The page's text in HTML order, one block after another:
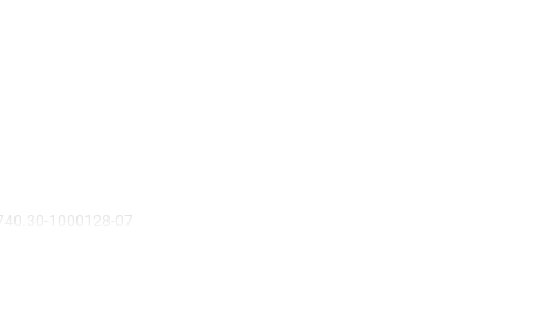
1000128-07